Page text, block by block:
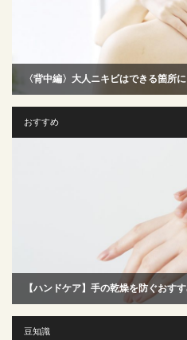
〈背中編〉大人ニキビはできる箇所
おすすめ
【ハンドケア】手の乾燥を防ぐおす
豆知識